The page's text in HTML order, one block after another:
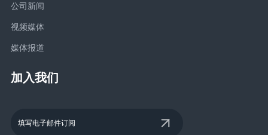
公司新闻
视频媒体
媒体报道
加入我们